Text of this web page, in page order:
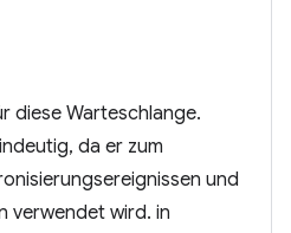
diese Warteschlange.
da er zum
und
verwendet wird. in